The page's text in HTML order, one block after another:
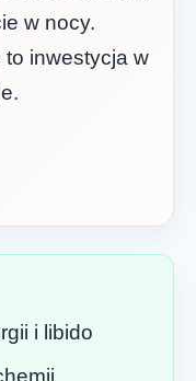
w nocy.
inwestycja w
i libido